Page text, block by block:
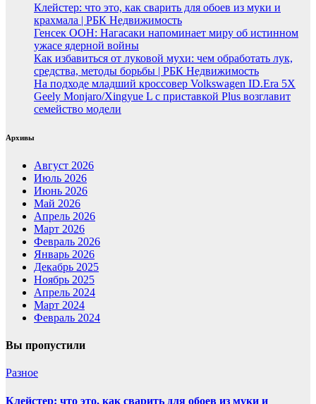
Клейстер: что это, как сварить для обоев из муки и
крахмала | РБК Недвижимость
Генсек ООН: Нагасаки напоминает миру об истинном
ужасе ядерной войны
Как избавиться от луковой мухи: чем обработать лук,
средства, методы борьбы | РБК Недвижимость
На подходе младший кроссовер Volkswagen ID.Era 5X
Geely Monjaro/Xingyue L с приставкой Plus возглавит
семейство модели
Архивы
Август 2026
Июль 2026
Июнь 2026
Май 2026
Апрель 2026
Март 2026
Февраль 2026
Январь 2026
Декабрь 2025
Ноябрь 2025
Апрель 2024
Март 2024
Февраль 2024
Вы пропустили
Разное
Клейстер: что это, как сварить для обоев из муки и